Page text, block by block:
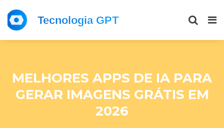
MELHORES APPS DE IA PARA
GERAR IMAGENS GRÁTIS EM
2026